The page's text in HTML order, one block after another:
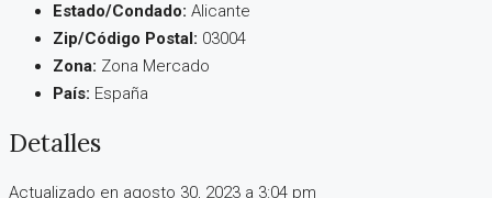
Estado/Condado: Alicante
Zip/Código Postal: 03004
Zona: Zona Mercado
País: España
Detalles
Actualizado en agosto 30, 2023 a 3:04 pm